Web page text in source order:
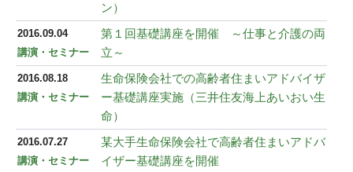
ン）
2016.09.04
講演・セミナー
第１回基礎講座を開催 ～仕事と介護の両
立～
2016.08.18
講演・セミナー
生命保険会社での高齢者住まいアドバイザ
ー基礎講座実施（三井住友海上あいおい生
命）
2016.07.27
講演・セミナー
某大手生命保険会社で高齢者住まいアドバ
イザー基礎講座を開催